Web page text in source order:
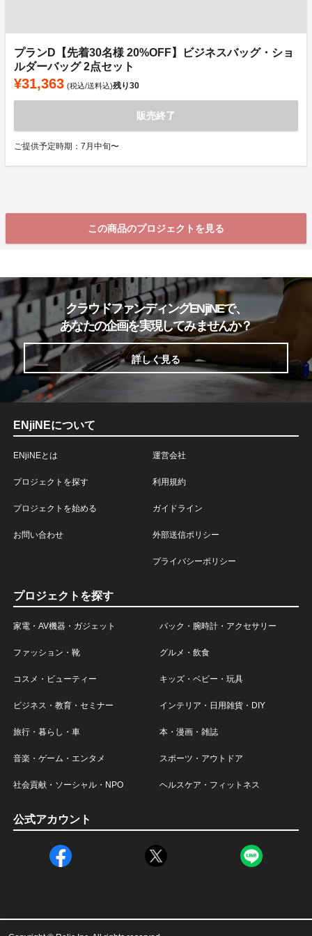
プランD【先着30名様 20%OFF】ビジネスバッグ・ショ
ルダーバッグ 2点セット
¥31,363 (税込/送料込)残り30
販売終了
ご提供予定時期：7月中旬〜
この商品のプロジェクトを見る
クラウドファンディングENjiNEで、
あなたの企画を実現してみませんか？
詳しく見る
ENjiNEについて
ENjiNEとは
プロジェクトを探す
プロジェクトを始める
お問い合わせ
運営会社
利用規約
ガイドライン
外部送信ポリシー
プライバシーポリシー
プロジェクトを探す
家電・AV機器・ガジェット バック・腕時計・アクセサリー
ファッション・靴 グルメ・飲食
コスメ・ビューティー キッズ・ベビー・玩具
ビジネス・教育・セミナー インテリア・日用雑貨・DIY
旅行・暮らし・車 本・漫画・雑誌
音楽・ゲーム・エンタメ スポーツ・アウトドア
社会貢献・ソーシャル・NPO ヘルスケア・フィットネス
公式アカウント